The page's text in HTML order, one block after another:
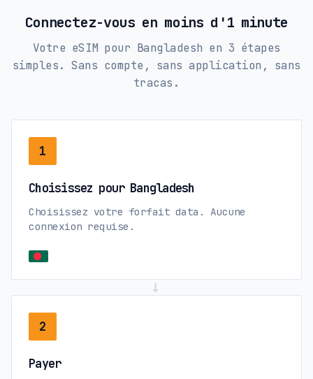
Connectez-vous en moins d'1 minute
Votre eSIM pour Bangladesh en 3 étapes
simples. Sans compte, sans application, sans
tracas.
1
Choisissez pour Bangladesh
Choisissez votre forfait data. Aucune
connexion requise.
2
Payer